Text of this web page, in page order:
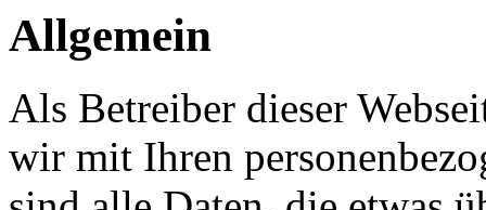
Allgemein
Als Betreiber dieser
wir mit Ihren